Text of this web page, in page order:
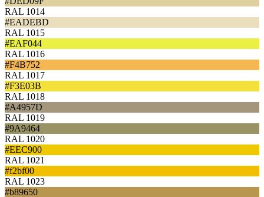
RAL 1014
#EADEBD
RAL 1015
#EAF044
RAL 1016
#F4B752
RAL 1017
#F3E03B
RAL 1018
#A4957D
RAL 1019
#9A9464
RAL 1020
#EEC900
RAL 1021
#f2bf00
RAL 1023
#b89650